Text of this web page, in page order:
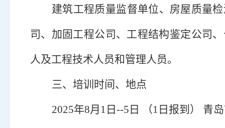
建筑工程质量监督单位、房屋质量
司、加固工程公司、工程结构鉴定公司
人及工程技术人员和管理人员。
三、培训时间、地点
2025年8月1日--5日 （1日报到） 青